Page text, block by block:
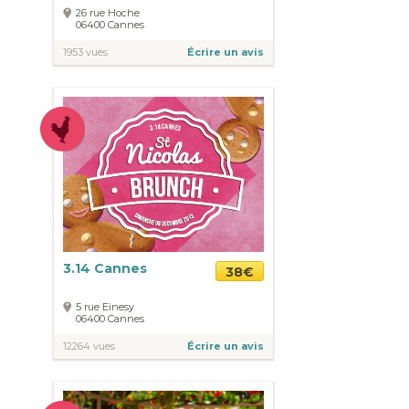
26 rue Hoche
06400 Cannes
1953 vues Écrire un avis
3.14 Cannes 38€
5 rue Einesy
06400 Cannes
12264 vues Écrire un avis